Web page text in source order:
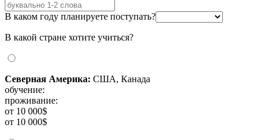
В каком году планируете поступать?
В какой стране хотите учиться?
Северная Америка: США, Канада
обучение:
проживание:
от 10 000$
от 10 000$